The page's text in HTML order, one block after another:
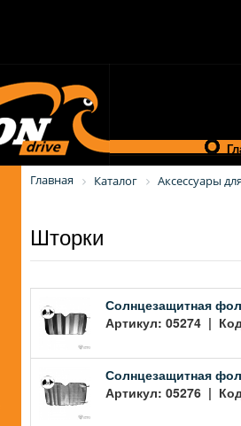
Главная Каталог Аксессуары
Шторки
Солнцезащитная
Артикул: 05274 |
Солнцезащитная
Артикул: 05276 |